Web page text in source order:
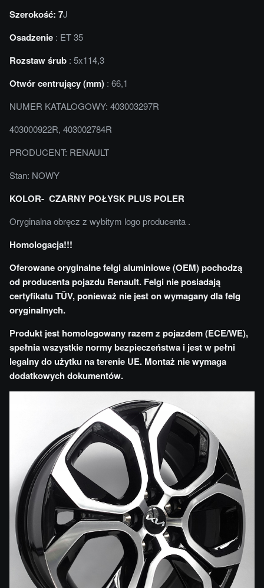
Szerokość: 7J
Osadzenie : ET 35
Rozstaw śrub : 5x114,3
Otwór centrujący (mm) : 66,1
NUMER KATALOGOWY: 403003297R
403000922R, 403002784R
PRODUCENT: RENAULT
Stan: NOWY
KOLOR- CZARNY POŁYSK PLUS POLER
Oryginalna obręcz z wybitym logo producenta .
Homologacja!!!
Oferowane oryginalne felgi aluminiowe (OEM) pochodzą
od producenta pojazdu Renault. Felgi nie posiadają
certyfikatu TÜV, ponieważ nie jest on wymagany dla felg
oryginalnych.
Produkt jest homologowany razem z pojazdem (ECE/WE),
spełnia wszystkie normy bezpieczeństwa i jest w pełni
legalny do użytku na terenie UE. Montaż nie wymaga
dodatkowych dokumentów.